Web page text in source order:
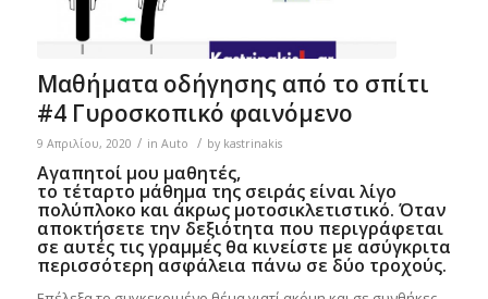
Μαθήματα οδήγησης από το σπίτι
#4 Γυροσκοπικό φαινόμενο
9 Απριλίου, 2020 / in Auto / by kastrinakis
Αγαπητοί μου μαθητές,
το τέταρτο μάθημα της σειράς είναι λίγο
πολύπλοκο και άκρως μοτοσικλετιστικό. Όταν
αποκτήσετε την δεξιότητα που περιγράφεται
σε αυτές τις γραμμές θα κινείστε με ασύγκριτα
περισσότερη ασφάλεια πάνω σε δύο τροχούς.